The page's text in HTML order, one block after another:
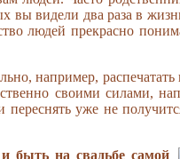
вы видели два раза в
людей прекрасно
например,
своими силами,
уже не
быть на свадьбе самой